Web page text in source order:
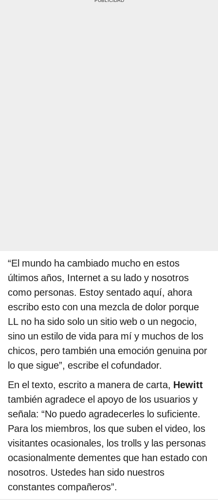
“El mundo ha cambiado mucho en estos
últimos años, Internet a su lado y nosotros
como personas. Estoy sentado aquí, ahora
escribo esto con una mezcla de dolor porque
LL no ha sido solo un sitio web o un negocio,
sino un estilo de vida para mí y muchos de los
chicos, pero también una emoción genuina por
lo que sigue”, escribe el cofundador.
En el texto, escrito a manera de carta, Hewitt
también agradece el apoyo de los usuarios y
señala: “No puedo agradecerles lo suficiente.
Para los miembros, los que suben el video, los
visitantes ocasionales, los trolls y las personas
ocasionalmente dementes que han estado con
nosotros. Ustedes han sido nuestros
constantes compañeros”.